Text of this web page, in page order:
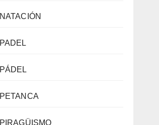
NATACIÓN
PADEL
PÁDEL
PETANCA
PIRAGÜISMO